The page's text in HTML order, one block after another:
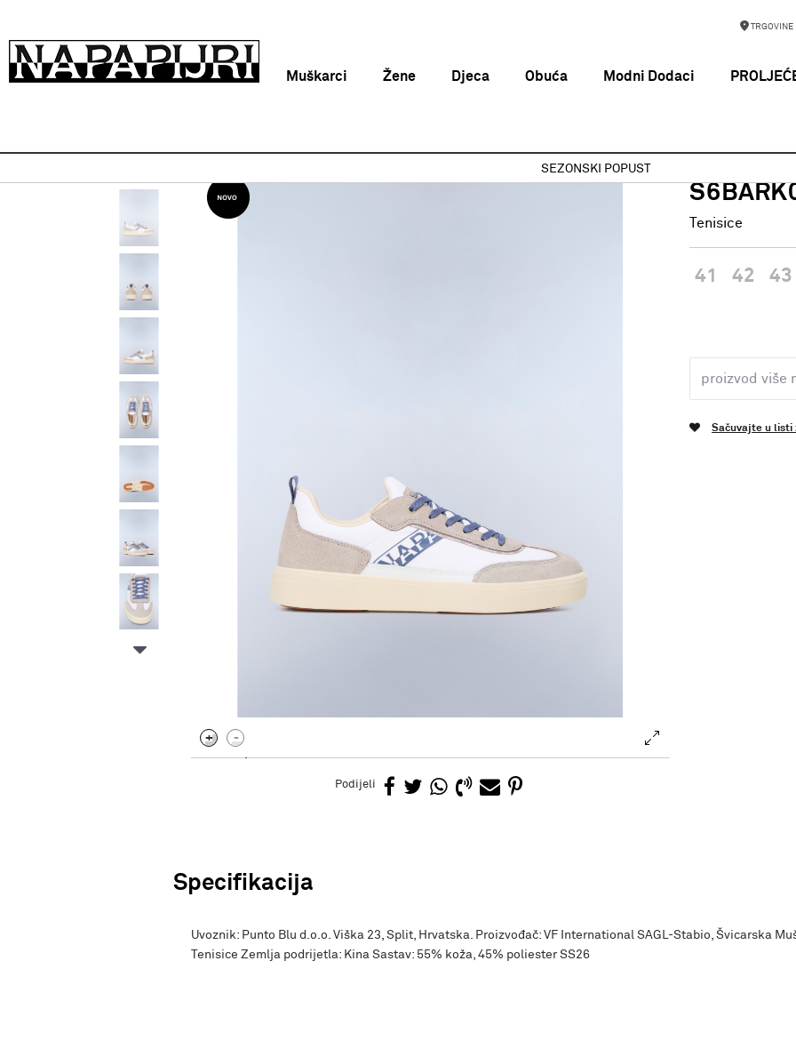
TRGOVINE
Muškarci Žene Djeca Obuća Modni Dodaci
SEZONSKI POPUST
.
Podijeli
Tenisice
41 42 43
proizvod više
Sačuvajte u listi
Specifikacija
Uvoznik: Punto Blu d.o.o. Viška 23, Split, Hrvatska. Proizvođač: VF International SAGL-Stabio, Švicarska
Tenisice Zemlja podrijetla: Kina Sastav: 55% koža, 45% poliester SS26